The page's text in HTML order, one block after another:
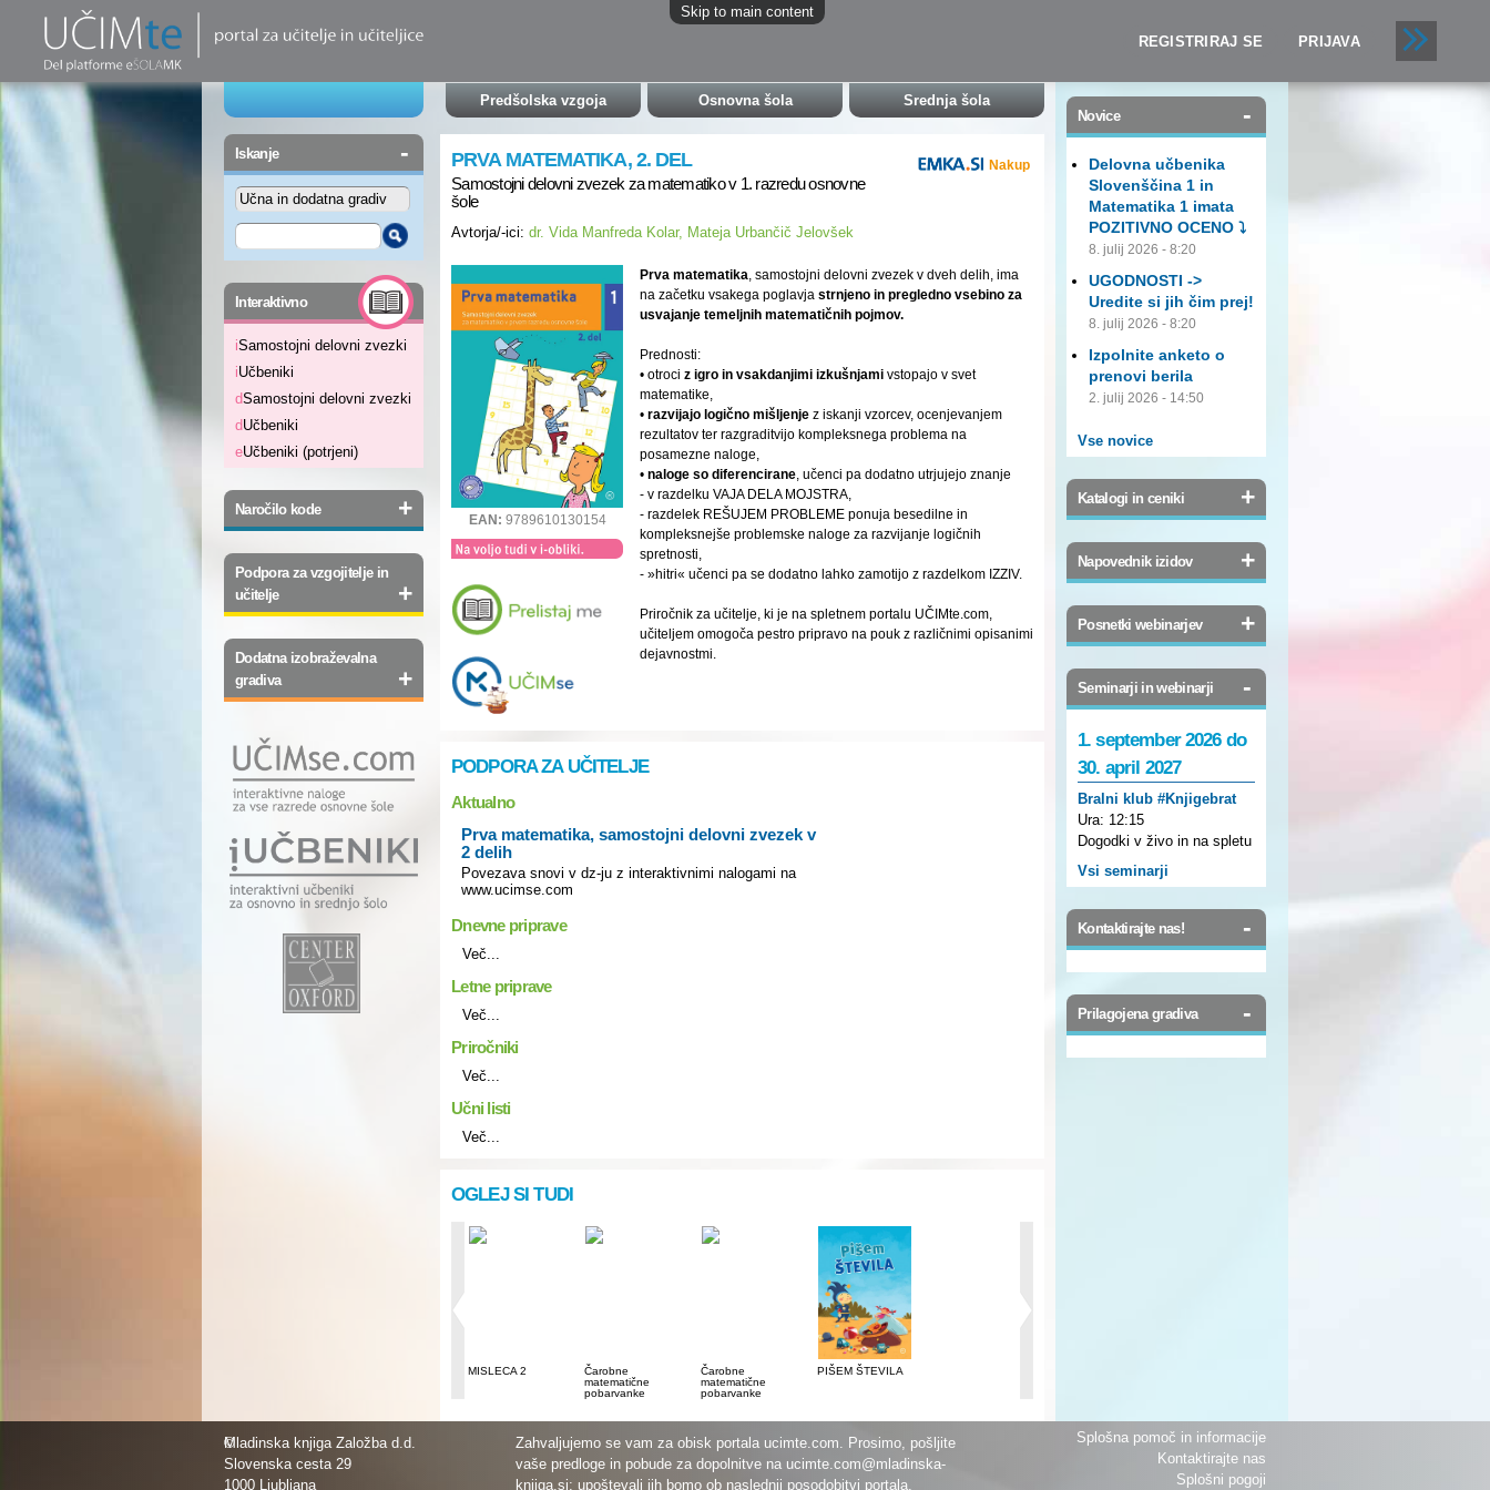
Skip to main content
REGISTRIRAJ SE
PRIJAVA
Predšolska vzgoja Osnovna šola Srednja šola
Iskanje -
Interaktivno -
iSamostojni delovni zvezki
iUčbeniki
dSamostojni delovni zvezki
dUčbeniki
eUčbeniki (potrjeni)
Naročilo kode +
Podpora za vzgojitelje in
učitelje
+
Dodatna izobraževalna
gradiva
+
Nakup
PRVA MATEMATIKA, 2. DEL
Samostojni delovni zvezek za matematiko v 1. razredu osnovne
šole
Avtorja/-ici: dr. Vida Manfreda Kolar, Mateja Urbančič Jelovšek
EAN: 9789610130154
Prva matematika, samostojni delovni zvezek v dveh delih, ima
na začetku vsakega poglavja strnjeno in pregledno vsebino za
usvajanje temeljnih matematičnih pojmov.
Prednosti:
• otroci z igro in vsakdanjimi izkušnjami vstopajo v svet
matematike,
• razvijajo logično mišljenje z iskanji vzorcev, ocenjevanjem
rezultatov ter razgraditvijo kompleksnega problema na
posamezne naloge,
• naloge so diferencirane, učenci pa dodatno utrjujejo znanje
- v razdelku VAJA DELA MOJSTRA,
- razdelek REŠUJEM PROBLEME ponuja besedilne in
kompleksnejše problemske naloge za razvijanje logičnih
spretnosti,
- »hitri« učenci pa se dodatno lahko zamotijo z razdelkom IZZIV.
Priročnik za učitelje, ki je na spletnem portalu UČIMte.com,
učiteljem omogoča pestro pripravo na pouk z različnimi opisanimi
dejavnostmi.
PODPORA ZA UČITELJE
Aktualno
Prva matematika, samostojni delovni zvezek v
2 delih
Povezava snovi v dz-ju z interaktivnimi nalogami na
www.ucimse.com
Dnevne priprave
Več...
Letne priprave
Več...
Priročniki
Več...
Učni listi
Več...
OGLEJ SI TUDI
MISLECA 2
Čarobne
matematične
pobarvanke
Čarobne
matematične
pobarvanke
PIŠEM ŠTEVILA
Novice -
Delovna učbenika
Slovenščina 1 in
Matematika 1 imata
POZITIVNO OCENO ⤵️
8. julij 2026 - 8:20
UGODNOSTI ->
Uredite si jih čim prej!
8. julij 2026 - 8:20
Izpolnite anketo o
prenovi berila
2. julij 2026 - 14:50
Vse novice
Katalogi in ceniki +
Napovednik izidov +
Posnetki webinarjev +
Seminarji in webinarji -
1. september 2026 do
30. april 2027
Bralni klub #Knjigebrat
Ura: 12:15
Dogodki v živo in na spletu
Vsi seminarji
Kontaktirajte nas! -
Prilagojena gradiva -
©
Mladinska knjiga Založba d.d.
Slovenska cesta 29
1000 Ljubljana
Zahvaljujemo se vam za obisk portala ucimte.com. Prosimo, pošljite
vaše predloge in pobude za dopolnitve na ucimte.com@mladinska-
knjiga.si; upoštevali jih bomo ob naslednji posodobitvi portala.
Splošna pomoč in informacije
Kontaktirajte nas
Splošni pogoji